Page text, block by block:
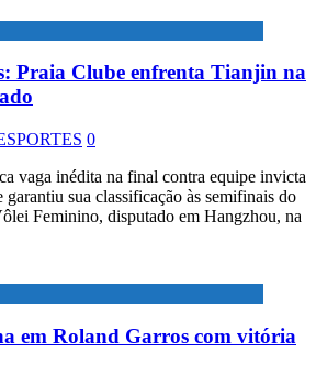
Praia Clube enfrenta Tianjin na
0
vaga inédita na final contra equipe invicta
sua classificação às semifinais do
Feminino, disputado em Hangzhou, na
em Roland Garros com vitória